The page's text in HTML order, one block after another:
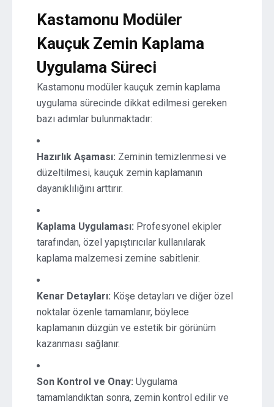
Kastamonu Modüler
Kauçuk Zemin Kaplama
Uygulama Süreci
Kastamonu modüler kauçuk zemin kaplama
uygulama sürecinde dikkat edilmesi gereken
bazı adımlar bulunmaktadır:
Hazırlık Aşaması: Zeminin temizlenmesi ve
düzeltilmesi, kauçuk zemin kaplamanın
dayanıklılığını arttırır.
Kaplama Uygulaması: Profesyonel ekipler
tarafından, özel yapıştırıcılar kullanılarak
kaplama malzemesi zemine sabitlenir.
Kenar Detayları: Köşe detayları ve diğer özel
noktalar özenle tamamlanır, böylece
kaplamanın düzgün ve estetik bir görünüm
kazanması sağlanır.
Son Kontrol ve Onay: Uygulama
tamamlandıktan sonra, zemin kontrol edilir ve